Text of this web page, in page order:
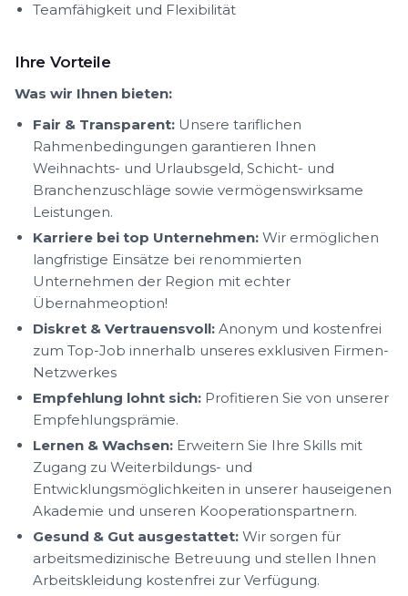
Teamfähigkeit und Flexibilität
Ihre Vorteile
Was wir Ihnen bieten:
Fair & Transparent: Unsere tariflichen
Rahmenbedingungen garantieren Ihnen
Weihnachts- und Urlaubsgeld, Schicht- und
Branchenzuschläge sowie vermögenswirksame
Leistungen.
Karriere bei top Unternehmen: Wir ermöglichen
langfristige Einsätze bei renommierten
Unternehmen der Region mit echter
Übernahmeoption!
Diskret & Vertrauensvoll: Anonym und kostenfrei
zum Top-Job innerhalb unseres exklusiven Firmen-
Netzwerkes
Empfehlung lohnt sich: Profitieren Sie von unserer
Empfehlungsprämie.
Lernen & Wachsen: Erweitern Sie Ihre Skills mit
Zugang zu Weiterbildungs- und
Entwicklungsmöglichkeiten in unserer hauseigenen
Akademie und unseren Kooperationspartnern.
Gesund & Gut ausgestattet: Wir sorgen für
arbeitsmedizinische Betreuung und stellen Ihnen
Arbeitskleidung kostenfrei zur Verfügung.